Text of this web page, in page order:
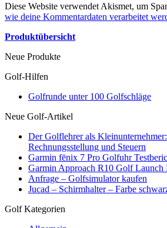
Diese Website verwendet Akismet, um
wie deine Kommentardaten verarbeitet
Produktübersicht
Neue Produkte
Golf-Hilfen
Golfrunde unter 100 Golfschläge
Neue Golf-Artikel
Der Golflehrer als
Rechnungsstellung und Steuern
Garmin fēnix 7 Pro Golfuhr
Garmin Approach R10 Golf Launch
Anfrage – Golfsimulator kaufen
Jucad – Schirmhalter – Farbe
Golf Kategorien